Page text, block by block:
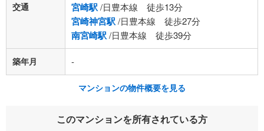
交通 宮崎駅/日豊本線 徒歩13分
宮崎神宮駅/日豊本線 徒歩27分
南宮崎駅/日豊本線 徒歩39分
築年月 -
マンションの物件概要を見る
このマンションを所有されている方